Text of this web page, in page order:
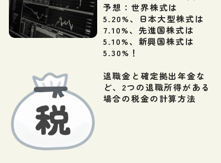
予想：世界株式は
5.20%、日本大型株式は
7.10%、先進国株式は
5.10%、新興国株式は
5.30%！
退職金と確定拠出年金な
ど、2つの退職所得がある
場合の税金の計算方法